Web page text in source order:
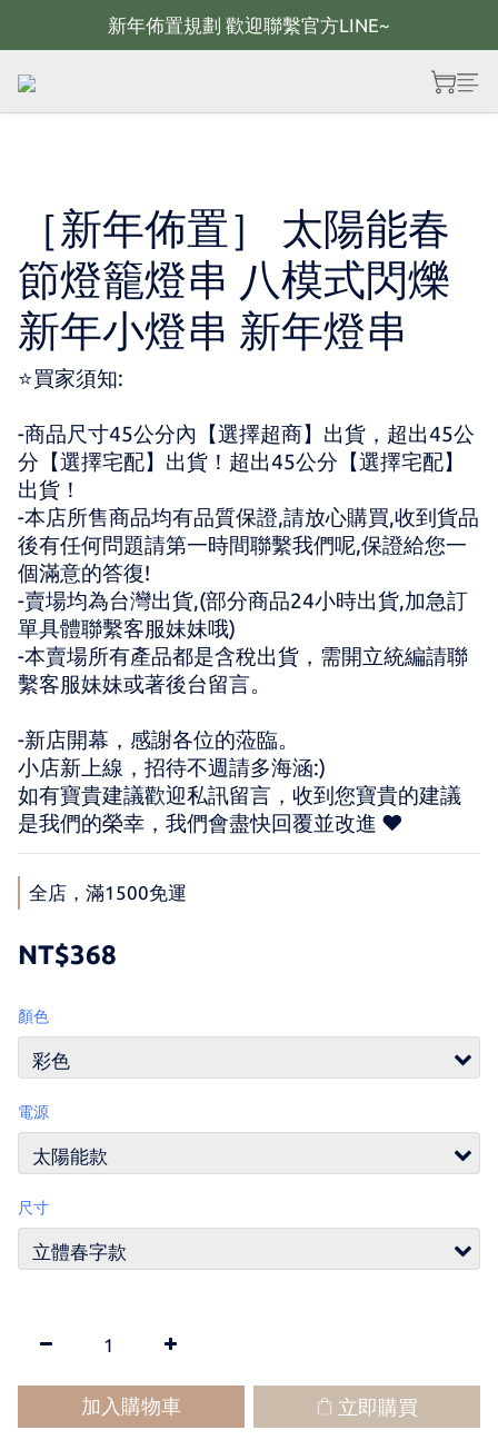
新年佈置規劃 歡迎聯繫官方LINE~
新年佈置規劃 歡迎聯繫官方LINE~
新年燈飾 現貨供應；大量採購 歡迎聯繫官方line
［新年佈置］ 太陽能春
節燈籠燈串 八模式閃爍
新年小燈串 新年燈串
⭐買家須知:
-商品尺寸45公分內【選擇超商】出貨，超出45公
分【選擇宅配】出貨！超出45公分【選擇宅配】
出貨！
-本店所售商品均有品質保證,請放心購買,收到貨品
後有任何問題請第一時間聯繫我們呢,保證給您一
個滿意的答復!
-賣場均為台灣出貨,(部分商品24小時出貨,加急訂
單具體聯繫客服妹妹哦)
-本賣場所有產品都是含稅出貨，需開立統編請聯
繫客服妹妹或著後台留言。
-新店開幕，感謝各位的蒞臨。
小店新上線，招待不週請多海涵:)
如有寶貴建議歡迎私訊留言，收到您寶貴的建議
是我們的榮幸，我們會盡快回覆並改進 ♥
全店，滿1500免運
NT$368
顏色
電源
尺寸
加入購物車 立即購買